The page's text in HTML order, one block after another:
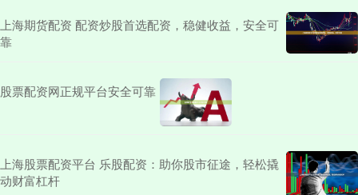
上海期货配资 配资炒股首选配资，稳健收益，安全可
靠
股票配资网正规平台安全可靠
上海股票配资平台 乐股配资：助你股市征途，轻松撬
动财富杠杆